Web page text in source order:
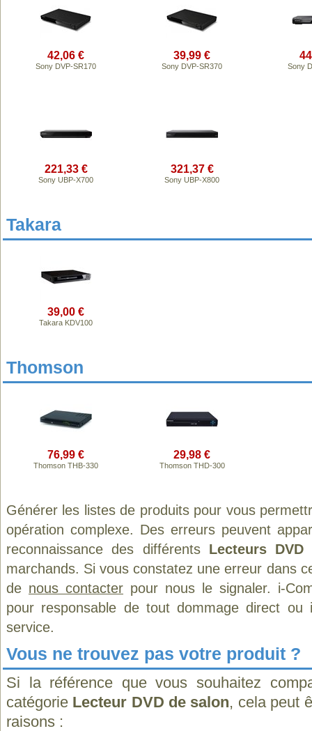
42,06 €
Sony DVP-SR170
39,99 €
Sony DVP-SR370 Sony
221,33 €
Sony UBP-X700
321,37 €
Sony UBP-X800
Takara
39,00 €
Takara KDV100
Thomson
76,99 €
Thomson THB-330
29,98 €
Thomson THD-300
Générer les listes de produits pour vous
opération complexe. Des erreurs peuvent
reconnaissance des différents Lecteurs
marchands. Si vous constatez une erreur dans
de nous contacter pour nous le signaler. i-
pour responsable de tout dommage direct
service.
Vous ne trouvez pas votre produit ?
Si la référence que vous souhaitez
catégorie Lecteur DVD de salon, cela peut
raisons :